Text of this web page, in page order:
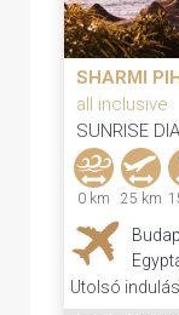
SHARMI
all inclusive
SUNRISE
0 km 25 km
Utolsó